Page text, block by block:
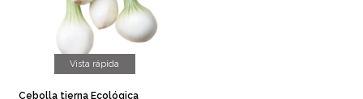
Vista rápida
Cebolla tierna Ecológica